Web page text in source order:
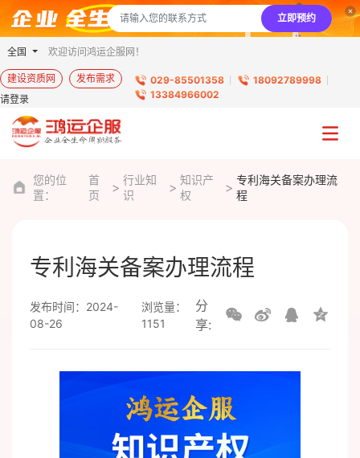
立即预约
全国 欢迎访问鸿运企服网！
建设资质网
发布需求
请登录
029-85501358
18092789998
13384966002
您的位
置：
首
页
行业知
识
知识产
权
专利海关备案办理流
程
专利海关备案办理流程
发布时间：2024-
08-26
浏览量：
1151
分
享: